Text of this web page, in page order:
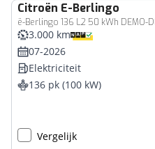
Citroën E-Berlingo
ë-Berlingo 136 L2 50 kWh DEMO-
Bedrijfswagen
3.000 km
07-2026
Elektriciteit
136 pk (100 kW)
Vergelijk